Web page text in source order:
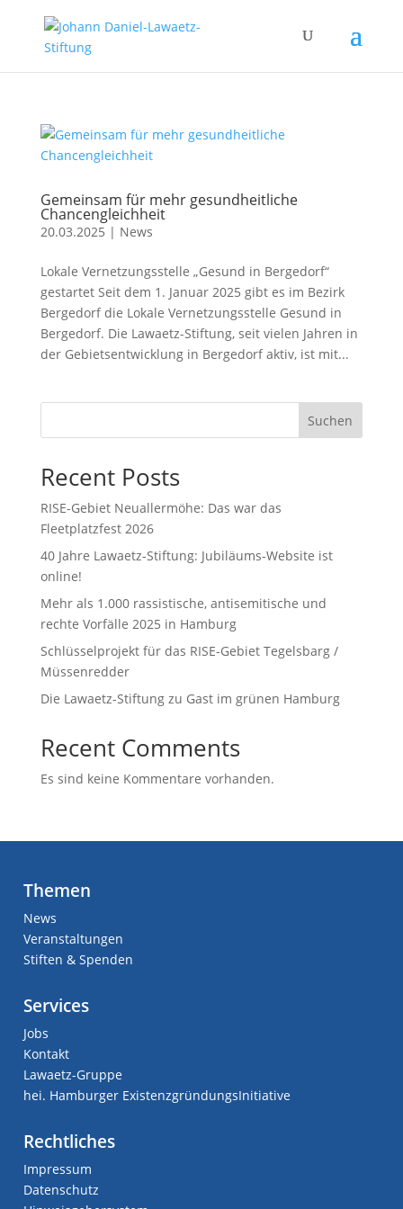
Gemeinsam für mehr gesundheitliche
Chancengleichheit
20.03.2025 | News
Lokale Vernetzungsstelle „Gesund in Bergedorf“
gestartet Seit dem 1. Januar 2025 gibt es im Bezirk
Bergedorf die Lokale Vernetzungsstelle Gesund in
Bergedorf. Die Lawaetz-Stiftung, seit vielen Jahren in
der Gebietsentwicklung in Bergedorf aktiv, ist mit...
Suchen
Recent Posts
RISE-Gebiet Neuallermöhe: Das war das
Fleetplatzfest 2026
40 Jahre Lawaetz-Stiftung: Jubiläums-Website ist
online!
Mehr als 1.000 rassistische, antisemitische und
rechte Vorfälle 2025 in Hamburg
Schlüsselprojekt für das RISE-Gebiet Tegelsbarg /
Müssenredder
Die Lawaetz-Stiftung zu Gast im grünen Hamburg
Recent Comments
Es sind keine Kommentare vorhanden.
Themen
News
Veranstaltungen
Stiften & Spenden
Services
Jobs
Kontakt
Lawaetz-Gruppe
hei. Hamburger ExistenzgründungsInitiative
Rechtliches
Impressum
Datenschutz